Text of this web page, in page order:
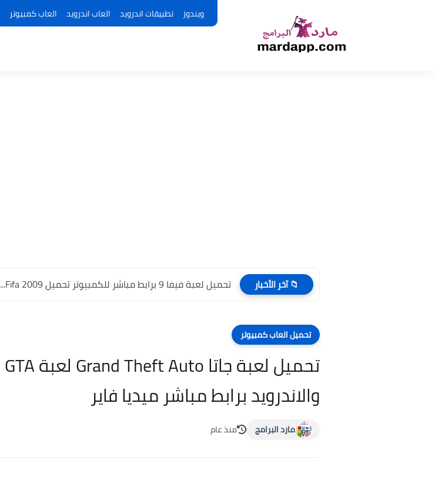
ويندوز تطبيقات اندرويد العاب اندرويد العاب كمبيوتر
📁 آخر الأخبار تحميل لعبة فيفا 9 برابط مباشر للكمبيوتر تحميل Fifa 2009...
تحميل العاب كمبيوتر
والاندرويد برابط مباشر ميديا فاير
مارد البرامج منذ عام